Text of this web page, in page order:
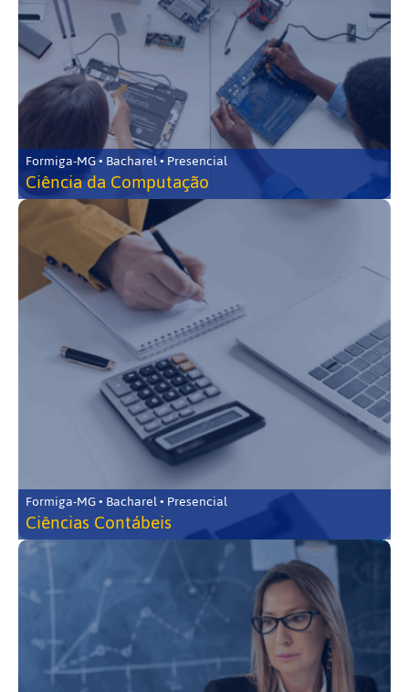
Formiga-MG • Bacharel • Presencial
Ciência da Computação
Formiga-MG • Bacharel • Presencial
Ciências Contábeis